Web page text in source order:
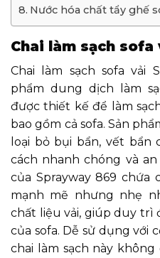
Nước hóa chất tẩy ghế
Chai làm sạch
Chai làm sạch sofa vải
phẩm dung dịch làm
được thiết kế để làm
bao gồm cả sofa. Sản
loại bỏ bụi bẩn, vết
cách nhanh chóng và
của Sprayway 869
mạnh mẽ nhưng nhẹ
chất liệu vải, giúp duy trì
của sofa. Dễ sử dụng với
chai làm sạch này